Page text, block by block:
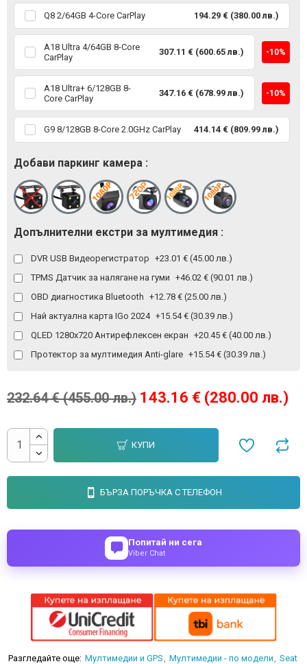
143.16 € (280.00 лв.)
232.64 € (455.00 лв.)
Q8 2/64GB 4-Core CarPlay 194.29 € (380.00 лв.)
A18 Ultra 4/64GB 8-Core
CarPlay
307.11 € (600.65 лв.) -10%
A18 Ultra+ 6/128GB 8-
Core CarPlay
347.16 € (678.99 лв.) -10%
G9 8/128GB 8-Core 2.0GHz CarPlay 414.14 € (809.99 лв.)
Добави паркинг камера :
Допълнителни екстри за мултимедия :
DVR USB Видеорегистратор +23.01 € (45.00 лв.)
TPMS Датчик за налягане на гуми +46.02 € (90.01 лв.)
OBD диагностика Bluetooth +12.78 € (25.00 лв.)
Най актуална карта IGo 2024 +15.54 € (30.39 лв.)
QLED 1280x720 Антирефлексен екран +20.45 € (40.00 лв.)
Протектор за мултимедия Anti-glare +15.54 € (30.39 лв.)
КУПИ
БЪРЗА ПОРЪЧКА С ТЕЛЕФОН
Попитай ни сега
Viber Chat
Разгледайте още: Мултимедии и GPS Мултимедии - по модели Seat